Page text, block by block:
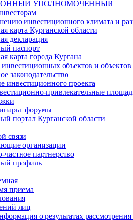
УПОЛНОМОЧЕННЫЙ
инвестиционного климата и
карта Курганской области
декларация
паспорт
карта города Кургана
объектов и
законодательство
инвестиционного проекта
привлекательные
форумы
портал Курганской области
связи
организации
партнерство
профиль
приема
лиц
о результатах